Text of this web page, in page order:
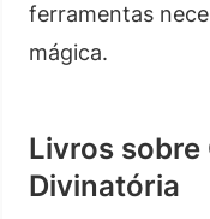
ferramentas
mágica.
Livros sobre
Divinatória